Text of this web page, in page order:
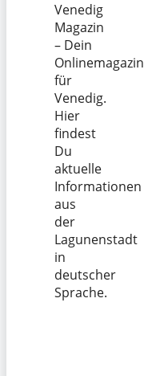
Venedig
Magazin
– Dein
Onlinemagazin
für
Venedig.
Hier
findest
Du
aktuelle
Informationen
aus
der
Lagunenstadt
in
deutscher
Sprache.